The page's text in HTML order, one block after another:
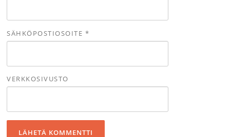
SÄHKÖPOSTIOSOITE *
VERKKOSIVUSTO